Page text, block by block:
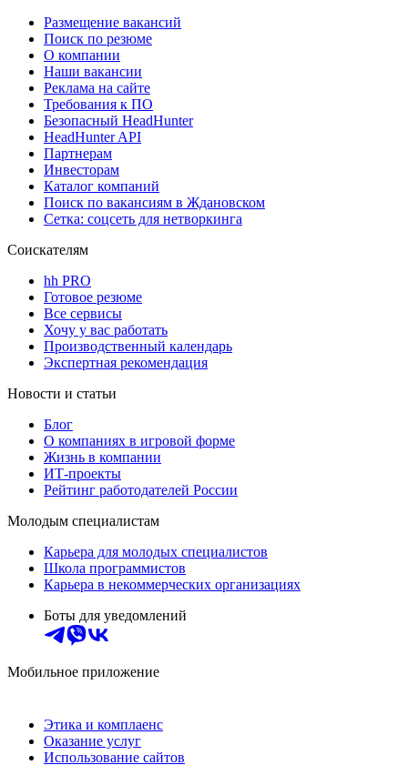
Размещение вакансий
Поиск по резюме
О компании
Наши вакансии
Реклама на сайте
Требования к ПО
Безопасный HeadHunter
HeadHunter API
Партнерам
Инвесторам
Каталог компаний
Поиск по вакансиям в Ждановском
Сетка: соцсеть для нетворкинга
Соискателям
hh PRO
Готовое резюме
Все сервисы
Хочу у вас работать
Производственный календарь
Экспертная рекомендация
Новости и статьи
Блог
О компаниях в игровой форме
Жизнь в компании
ИТ-проекты
Рейтинг работодателей России
Молодым специалистам
Карьера для молодых специалистов
Школа программистов
Карьера в некоммерческих организациях
Боты для уведомлений
Мобильное приложение
Этика и комплаенс
Оказание услуг
Использование сайтов